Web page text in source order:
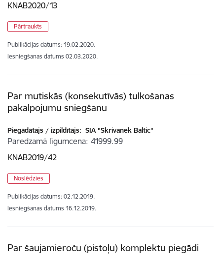
KNAB2020/13
Pārtraukts
Publikācijas datums: 19.02.2020.
Iesniegšanas datums 02.03.2020.
Par mutiskās (konsekutīvās) tulkošanas
pakalpojumu sniegšanu
Piegādātājs / izpildītājs: SIA "Skrivanek Baltic"
Paredzamā līgumcena 41999.99
KNAB2019/42
Noslēdzies
Publikācijas datums: 02.12.2019.
Iesniegšanas datums 16.12.2019.
Par šaujamieroču (pistoļu) komplektu piegādi